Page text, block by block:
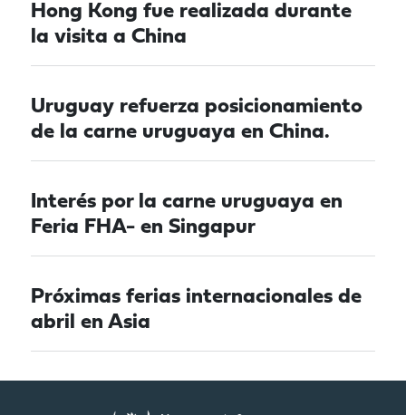
Hong Kong fue realizada durante
la visita a China
Uruguay refuerza posicionamiento
de la carne uruguaya en China.
Interés por la carne uruguaya en
Feria FHA- en Singapur
Próximas ferias internacionales de
abril en Asia